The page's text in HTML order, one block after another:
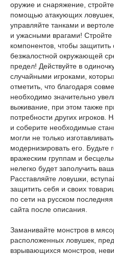
оружие и снаряжение,
помощью атакующих
управляйте танками и
и ужасными врагами! Стройте
компонентов, чтобы защитить
безжалостной окружающей
предел! Действуйте в
случайными игроками,
отметить, что благодаря
необходимо значительно
выживание, при этом также
потребности других игроков.
и соберите необходимые
могли не только
модернизировать его. Будьте
вражеским группам и
нелегко будет заполучить
Расставляйте ловушки,
защитить себя и своих
по сети на русском
сайта после описания.
Заманивайте монстров в
расположенных ловушек,
взрывающихся монстров,